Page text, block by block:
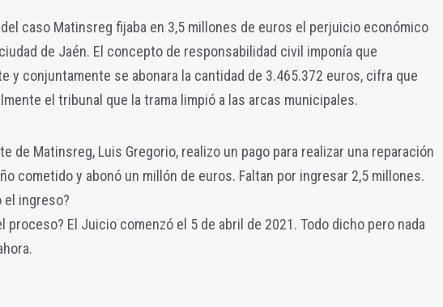
caso Matinsreg fijaba en 3,5 millones de euros el perjuicio económico
de Jaén. El concepto de responsabilidad civil imponía que
y conjuntamente se abonara la cantidad de 3.465.372 euros, cifra que
el tribunal que la trama limpió a las arcas municipales.
de Matinsreg, Luis Gregorio, realizo un pago para realizar una reparación
cometido y abonó un millón de euros. Faltan por ingresar 2,5 millones.
el ingreso?
proceso? El Juicio comenzó el 5 de abril de 2021. Todo dicho pero nada